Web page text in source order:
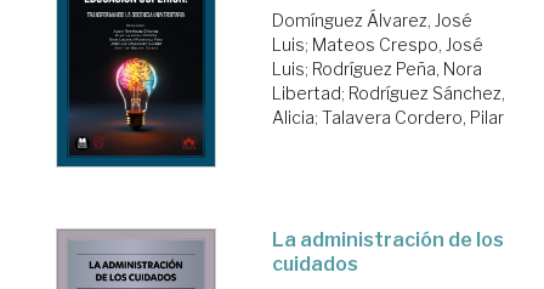
Domínguez Álvarez, José
Luis; Mateos Crespo, José
Luis; Rodríguez Peña, Nora
Libertad; Rodríguez Sánchez,
Alicia; Talavera Cordero, Pilar
La administración de los
cuidados